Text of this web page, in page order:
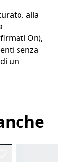
alla
On),
senza
un